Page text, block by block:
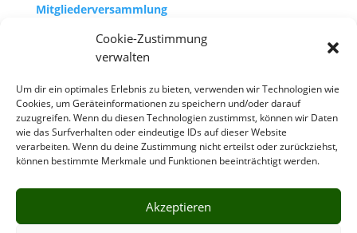
Cookie-Zustimmung
verwalten
Um dir ein optimales Erlebnis zu bieten, verwenden wir Technologien wie
Cookies, um Geräteinformationen zu speichern und/oder darauf
zuzugreifen. Wenn du diesen Technologien zustimmst, können wir Daten
wie das Surfverhalten oder eindeutige IDs auf dieser Website
verarbeiten. Wenn du deine Zustimmung nicht erteilst oder zurückziehst,
können bestimmte Merkmale und Funktionen beeinträchtigt werden.
Akzeptieren
Mitgliederversammlung
Mitgliederversammlung des gemeinnützigen
Dorfversammlung anlässlich Goldhochzeit
Einladung zum Eulenfest: